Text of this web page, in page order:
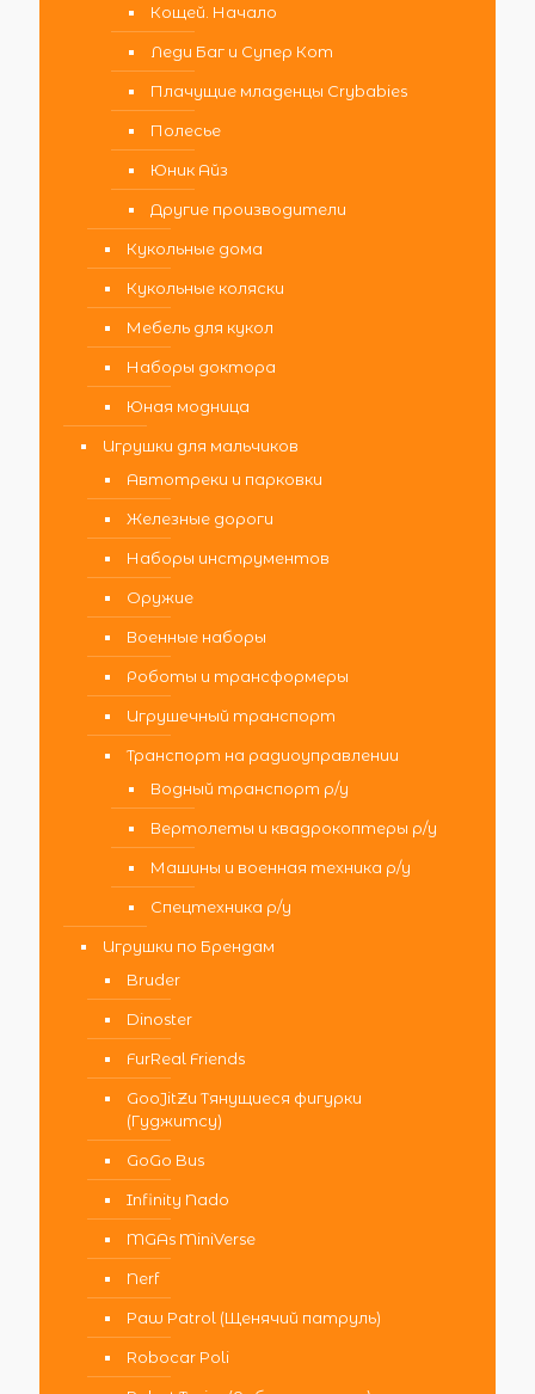
Кощей. Начало
Леди Баг и Супер Кот
Плачущие младенцы Crybabies
Полесье
Юник Айз
Другие производители
Кукольные дома
Кукольные коляски
Мебель для кукол
Наборы доктора
Юная модница
Игрушки для мальчиков
Автотреки и парковки
Железные дороги
Наборы инструментов
Оружие
Военные наборы
Роботы и трансформеры
Игрушечный транспорт
Транспорт на радиоуправлении
Водный транспорт р/у
Вертолеты и квадрокоптеры р/у
Машины и военная техника р/у
Спецтехника р/у
Игрушки по Брендам
Bruder
Dinoster
FurReal Friends
GooJitZu Тянущиеся фигурки
(Гуджитсу)
GoGo Bus
Infinity Nado
MGAs MiniVerse
Nerf
Paw Patrol (Щенячий патруль)
Robocar Poli